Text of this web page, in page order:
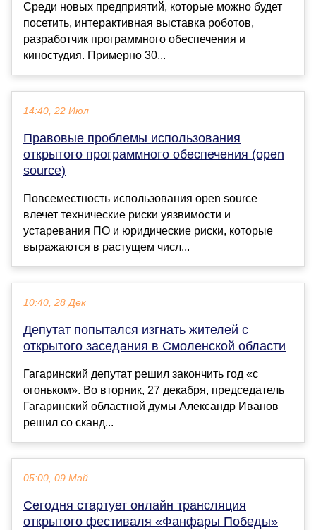
Среди новых предприятий, которые можно будет
посетить, интерактивная выставка роботов,
разработчик программного обеспечения и
киностудия. Примерно 30...
14:40, 22 Июл
Правовые проблемы использования
открытого программного обеспечения (open
source)
Повсеместность использования open source
влечет технические риски уязвимости и
устаревания ПО и юридические риски, которые
выражаются в растущем числ...
10:40, 28 Дек
Депутат попытался изгнать жителей с
открытого заседания в Смоленской области
Гагаринский депутат решил закончить год «с
огоньком». Во вторник, 27 декабря, председатель
Гагаринский областной думы Александр Иванов
решил со сканд...
05:00, 09 Май
Сегодня стартует онлайн трансляция
открытого фестиваля «Фанфары Победы»